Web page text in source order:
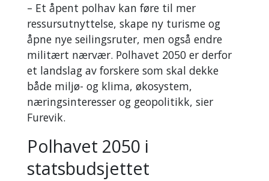
– Et åpent polhav kan føre til mer
ressursutnyttelse, skape ny turisme og
åpne nye seilingsruter, men også endre
militært nærvær. Polhavet 2050 er derfor
et landslag av forskere som skal dekke
både miljø- og klima, økosystem,
næringsinteresser og geopolitikk, sier
Furevik.
Polhavet 2050 i
statsbudsjettet